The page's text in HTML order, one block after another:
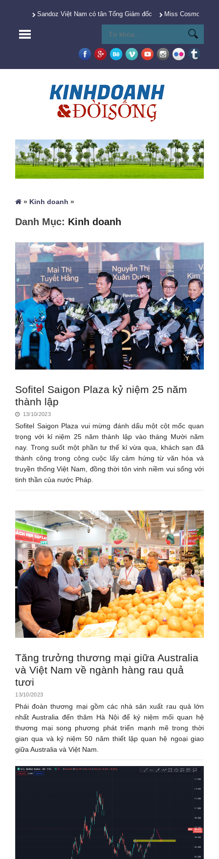
Sandoz Việt Nam có tân Tổng Giám đốc Miss Cosmo 2025
» Kinh doanh »
Danh Mục: Kinh doanh
Sofitel Saigon Plaza kỷ niệm 25 năm
thành lập
13/10/2023
Sofitel Saigon Plaza vui mừng đánh dấu một cột mốc quan
trọng với kỉ niệm 25 năm thành lập vào tháng Mười năm
nay. Trong suốt một phần tư thế kỉ vừa qua, khách sạn đã
thành công trong công cuộc lấy cảm hứng từ văn hóa và
truyền thống Việt Nam, đồng thời tôn vinh niềm vui sống với
tinh thần của nước Pháp.
Tăng trưởng thương mại giữa Australia
và Việt Nam về ngành hàng rau quả
tươi
13/10/2023
Phái đoàn thương mại gồm các nhà sản xuất rau quả lớn
nhất Australia đến thăm Hà Nội để kỷ niệm mối quan hệ
thương mại song phương phát triển mạnh mẽ trong thời
gian qua và kỷ niệm 50 năm thiết lập quan hệ ngoại giao
giữa Australia và Việt Nam.